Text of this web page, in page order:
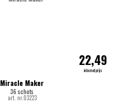
Miracle Maker
36 schots
art. nr.03223
22,49
internetprijs